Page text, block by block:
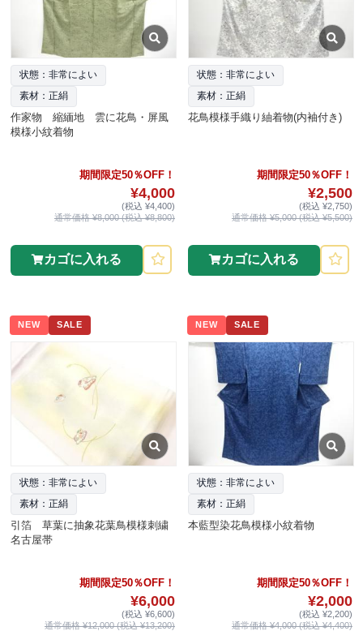
状態：非常によい
素材：正絹
作家物 縮緬地 雲に花鳥・屏風
模様小紋着物
期間限定50％OFF！
¥4,000
(税込 ¥4,400)
通常価格 ¥8,000 (税込 ¥8,800)
カゴに入れる
状態：非常によい
素材：正絹
花鳥模様手織り紬着物(内袖付き)
期間限定50％OFF！
¥2,500
(税込 ¥2,750)
通常価格 ¥5,000 (税込 ¥5,500)
カゴに入れる
NEW SALE
状態：非常によい
素材：正絹
引箔 草葉に抽象花葉鳥模様刺繍
名古屋帯
期間限定50％OFF！
¥6,000
(税込 ¥6,600)
通常価格 ¥12,000 (税込 ¥13,200)
NEW SALE
状態：非常によい
素材：正絹
本藍型染花鳥模様小紋着物
期間限定50％OFF！
¥2,000
(税込 ¥2,200)
通常価格 ¥4,000 (税込 ¥4,400)